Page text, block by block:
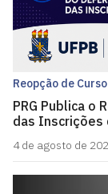
Reopção de
PRG Publica o
das Inscrições
4 de agosto de